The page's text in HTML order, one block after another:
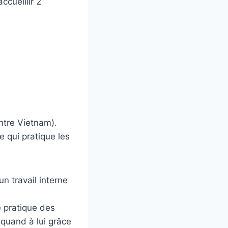
Vietnam).
qui pratique les
travail interne
pratique des
à lui grâce